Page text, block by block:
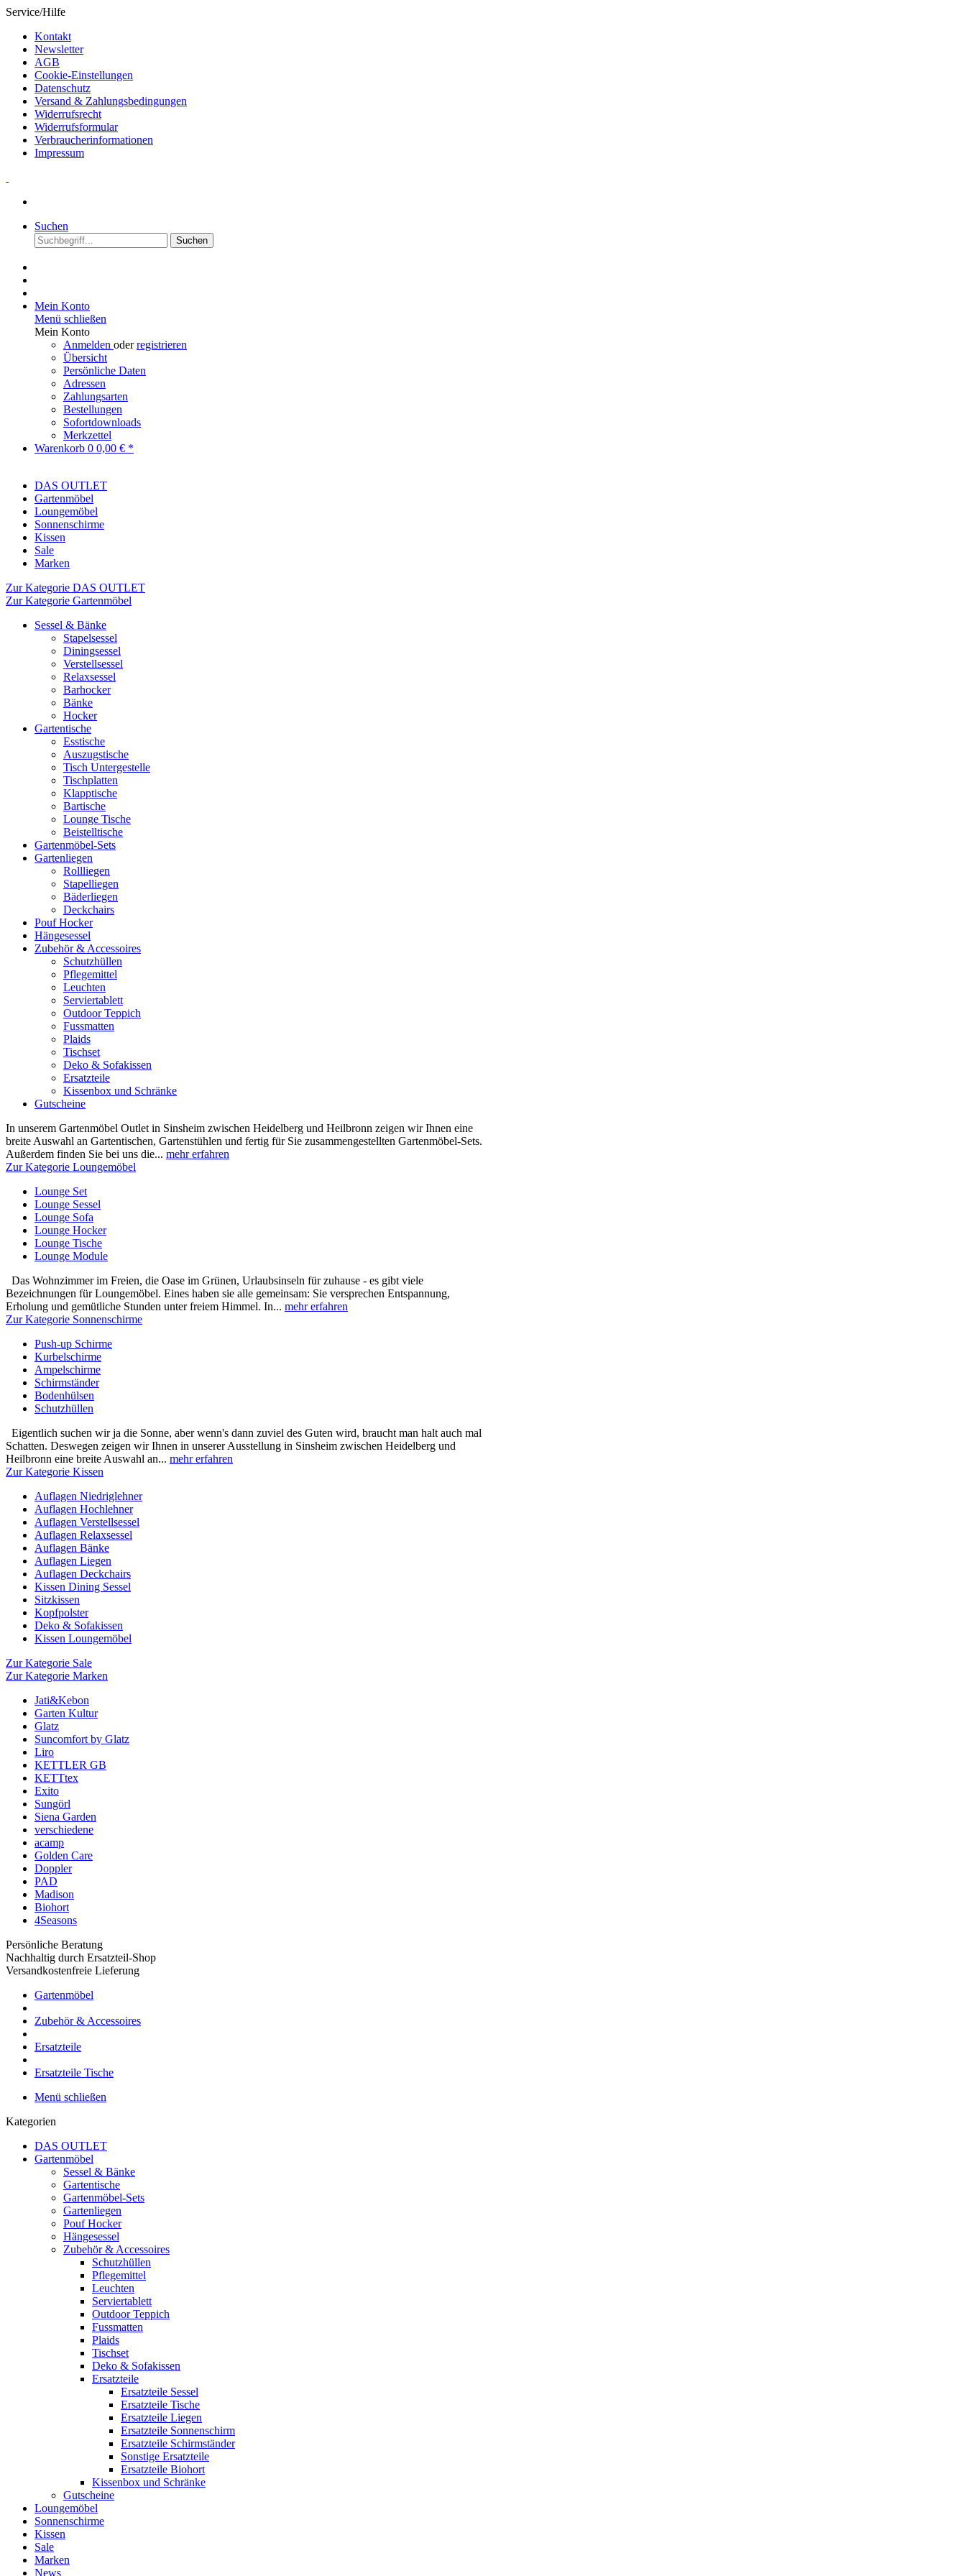
Service/Hilfe
Kontakt
Newsletter
AGB
Cookie-Einstellungen
Datenschutz
Versand & Zahlungs­bedingungen
Widerrufsrecht
Widerrufsformular
Verbraucher­informationen
Impressum
Suchen
Suchen
Mein Konto
Menü schließen
Mein Konto
Anmelden oderregistrieren
Übersicht
Persönliche Daten
Adressen
Zahlungsarten
Bestellungen
Sofortdownloads
Merkzettel
Warenkorb 0 0,00 € *
DAS OUTLET
Gartenmöbel
Loungemöbel
Sonnenschirme
Kissen
Sale
Marken
Zur Kategorie DAS OUTLET
Zur Kategorie Gartenmöbel
Sessel & Bänke
Stapelsessel
Diningsessel
Verstellsessel
Relaxsessel
Barhocker
Bänke
Hocker
Gartentische
Esstische
Auszugstische
Tisch Untergestelle
Tischplatten
Klapptische
Bartische
Lounge Tische
Beistelltische
Gartenmöbel-Sets
Gartenliegen
Rollliegen
Stapelliegen
Bäderliegen
Deckchairs
Pouf Hocker
Hängesessel
Zubehör & Accessoires
Schutzhüllen
Pflegemittel
Leuchten
Serviertablett
Outdoor Teppich
Fussmatten
Plaids
Tischset
Deko & Sofakissen
Ersatzteile
Kissenbox und Schränke
Gutscheine
In unserem Gartenmöbel Outlet in Sinsheim zwischen Heidelberg und Heilbronn zeigen wir Ihnen eine
breite Auswahl an Gartentischen, Gartenstühlen und fertig für Sie zusammengestellten Gartenmöbel-Sets.
Außerdem finden Sie bei uns die... mehr erfahren
Zur Kategorie Loungemöbel
Lounge Set
Lounge Sessel
Lounge Sofa
Lounge Hocker
Lounge Tische
Lounge Module
Das Wohnzimmer im Freien, die Oase im Grünen, Urlaubsinseln für zuhause - es gibt viele
Bezeichnungen für Loungemöbel. Eines haben sie alle gemeinsam: Sie versprechen Entspannung,
Erholung und gemütliche Stunden unter freiem Himmel. In... mehr erfahren
Zur Kategorie Sonnenschirme
Push-up Schirme
Kurbelschirme
Ampelschirme
Schirmständer
Bodenhülsen
Schutzhüllen
Eigentlich suchen wir ja die Sonne, aber wenn's dann zuviel des Guten wird, braucht man halt auch mal
Schatten. Deswegen zeigen wir Ihnen in unserer Ausstellung in Sinsheim zwischen Heidelberg und
Heilbronn eine breite Auswahl an... mehr erfahren
Zur Kategorie Kissen
Auflagen Niedriglehner
Auflagen Hochlehner
Auflagen Verstellsessel
Auflagen Relaxsessel
Auflagen Bänke
Auflagen Liegen
Auflagen Deckchairs
Kissen Dining Sessel
Sitzkissen
Kopfpolster
Deko & Sofakissen
Kissen Loungemöbel
Zur Kategorie Sale
Zur Kategorie Marken
Jati&Kebon
Garten Kultur
Glatz
Suncomfort by Glatz
Liro
KETTLER GB
KETTtex
Exito
Sungörl
Siena Garden
verschiedene
acamp
Golden Care
Doppler
PAD
Madison
Biohort
4Seasons
Persönliche Beratung
Nachhaltig durch Ersatzteil-Shop
Versandkostenfreie Lieferung
Gartenmöbel
Zubehör & Accessoires
Ersatzteile
Ersatzteile Tische
Menü schließen
Kategorien
DAS OUTLET
Gartenmöbel
Sessel & Bänke
Gartentische
Gartenmöbel-Sets
Gartenliegen
Pouf Hocker
Hängesessel
Zubehör & Accessoires
Schutzhüllen
Pflegemittel
Leuchten
Serviertablett
Outdoor Teppich
Fussmatten
Plaids
Tischset
Deko & Sofakissen
Ersatzteile
Ersatzteile Sessel
Ersatzteile Tische
Ersatzteile Liegen
Ersatzteile Sonnenschirm
Ersatzteile Schirmständer
Sonstige Ersatzteile
Ersatzteile Biohort
Kissenbox und Schränke
Gutscheine
Loungemöbel
Sonnenschirme
Kissen
Sale
Marken